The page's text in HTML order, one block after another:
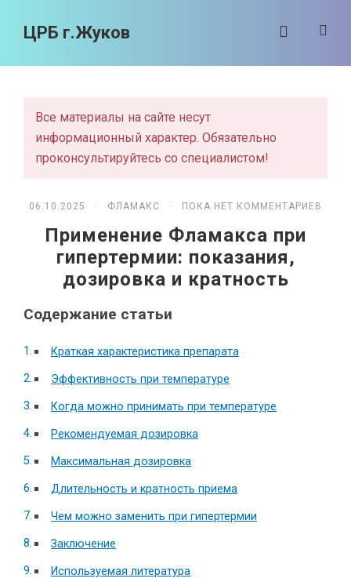
ЦРБ г.Жуков
Все материалы на сайте несут
информационный характер. Обязательно
проконсультируйтесь со специалистом!
06.10.2025 · ФЛАМАКС · ПОКА НЕТ КОММЕНТАРИЕВ
Применение Фламакса при
гипертермии: показания,
дозировка и кратность
Содержание статьи
Краткая характеристика препарата
Эффективность при температуре
Когда можно принимать при температуре
Рекомендуемая дозировка
Максимальная дозировка
Длительность и кратность приема
Чем можно заменить при гипертермии
Заключение
Используемая литература